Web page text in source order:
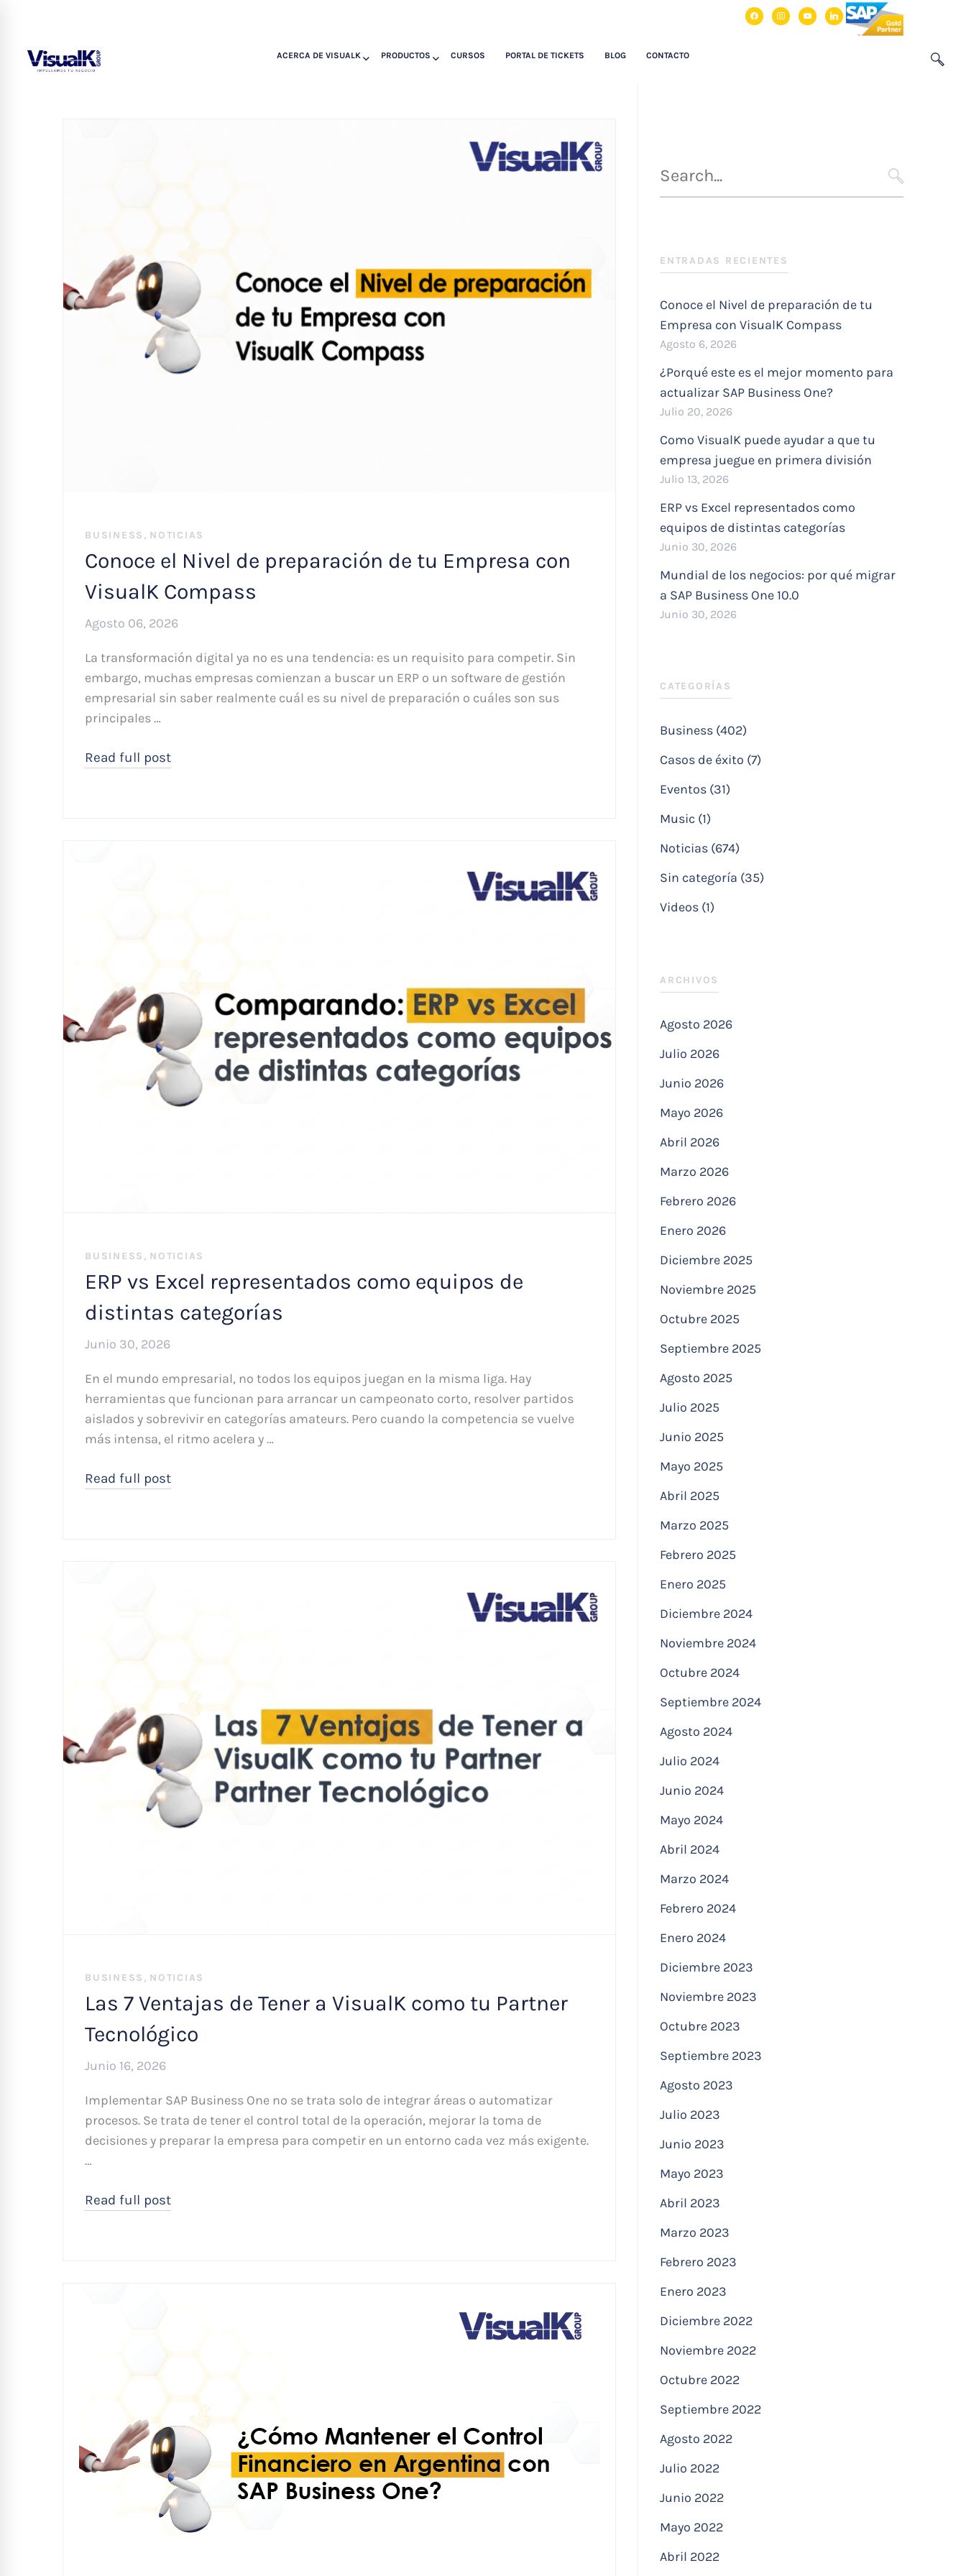
facebookinstagram
youtubelinkedin
ACERCA DE VISUALK PRODUCTOS CURSOS PORTAL DE TICKETS BLOG CONTACTO
BUSINESS , NOTICIAS
Conoce el Nivel de preparación de tu Empresa con
VisualK Compass
Agosto 06, 2026
La transformación digital ya no es una tendencia: es un requisito para competir. Sin
embargo, muchas empresas comienzan a buscar un ERP o un software de gestión
empresarial sin saber realmente cuál es su nivel de preparación o cuáles son sus
principales …
Read full post
BUSINESS , NOTICIAS
ERP vs Excel representados como equipos de
distintas categorías
Junio 30, 2026
En el mundo empresarial, no todos los equipos juegan en la misma liga. Hay
herramientas que funcionan para arrancar un campeonato corto, resolver partidos
aislados y sobrevivir en categorías amateurs. Pero cuando la competencia se vuelve
más intensa, el ritmo acelera y …
Read full post
BUSINESS , NOTICIAS
Las 7 Ventajas de Tener a VisualK como tu Partner
Tecnológico
Junio 16, 2026
Implementar SAP Business One no se trata solo de integrar áreas o automatizar
procesos. Se trata de tener el control total de la operación, mejorar la toma de
decisiones y preparar la empresa para competir en un entorno cada vez más exigente.
…
Read full post
para
SEARCH
ENTRADAS RECIENTES
Conoce el Nivel de preparación de tu
Empresa con VisualK Compass
Agosto 6, 2026
¿Porqué este es el mejor momento para
actualizar SAP Business One?
Julio 20, 2026
Como VisualK puede ayudar a que tu
empresa juegue en primera división
Julio 13, 2026
ERP vs Excel representados como
equipos de distintas categorías
Junio 30, 2026
Mundial de los negocios: por qué migrar
a SAP Business One 10.0
Junio 30, 2026
CATEGORÍAS
Business (402)
Casos de éxito (7)
Eventos (31)
Music (1)
Noticias (674)
Sin categoría (35)
Videos (1)
ARCHIVOS
Agosto 2026
Julio 2026
Junio 2026
Mayo 2026
Abril 2026
Marzo 2026
Febrero 2026
Enero 2026
Diciembre 2025
Noviembre 2025
Octubre 2025
Septiembre 2025
Agosto 2025
Julio 2025
Junio 2025
Mayo 2025
Abril 2025
Marzo 2025
Febrero 2025
Enero 2025
Diciembre 2024
Noviembre 2024
Octubre 2024
Septiembre 2024
Agosto 2024
Julio 2024
Junio 2024
Mayo 2024
Abril 2024
Marzo 2024
Febrero 2024
Enero 2024
Diciembre 2023
Noviembre 2023
Octubre 2023
Septiembre 2023
Agosto 2023
Julio 2023
Junio 2023
Mayo 2023
Abril 2023
Marzo 2023
Febrero 2023
Enero 2023
Diciembre 2022
Noviembre 2022
Octubre 2022
Septiembre 2022
Agosto 2022
Julio 2022
Junio 2022
Mayo 2022
Abril 2022